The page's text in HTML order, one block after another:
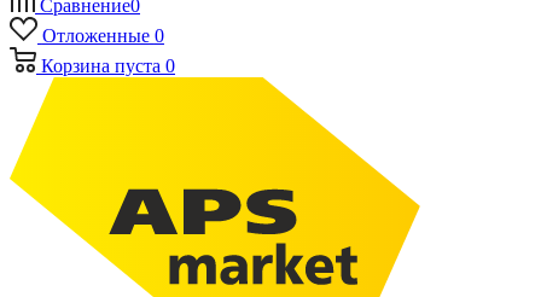
Сравнение0
Отложенные 0
Корзина пуста 0